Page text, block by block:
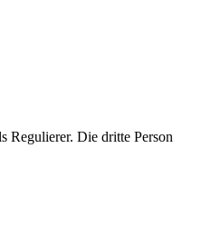
Regulierer. Die dritte Person